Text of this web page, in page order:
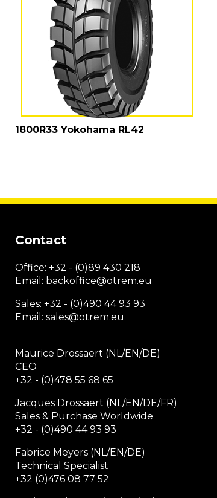
1800R33 Yokohama RL42
Contact
Office: +32 - (0)89 430 218
Email: backoffice@otrem.eu
Sales: +32 - (0)490 44 93 93
Email: sales@otrem.eu
Maurice Drossaert (NL/EN/DE)
CEO
+32 - (0)478 55 68 65
Jacques Drossaert (NL/EN/DE/FR)
Sales & Purchase Worldwide
+32 - (0)490 44 93 93
Fabrice Meyers (NL/EN/DE)
Technical Specialist
+32 (0)476 08 77 52